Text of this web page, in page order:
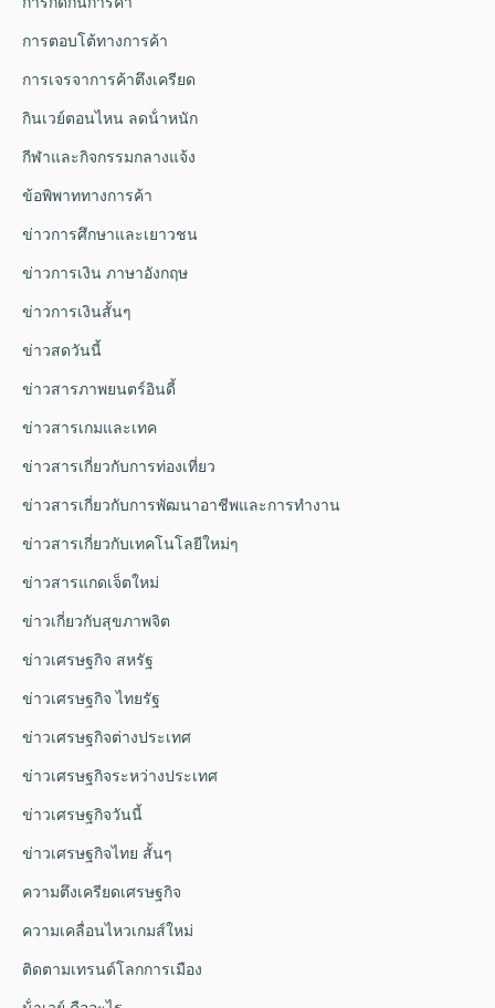
การตอบโต้ทางการค้า
การเจรจาการค้าตึงเครียด
กินเวย์ตอนไหน ลดน้ําหนัก
กีฬาและกิจกรรมกลางแจ้ง
ข้อพิพาททางการค้า
ข่าวการศึกษาและเยาวชน
ข่าวการเงิน ภาษาอังกฤษ
ข่าวการเงินสั้นๆ
ข่าวสดวันนี้
ข่าวสารภาพยนตร์อินดี้
ข่าวสารเกมและเทค
ข่าวสารเกี่ยวกับการท่องเที่ยว
ข่าวสารเกี่ยวกับการพัฒนาอาชีพและการทำงาน
ข่าวสารเกี่ยวกับเทคโนโลยีใหม่ๆ
ข่าวสารแกดเจ็ตใหม่
ข่าวเกี่ยวกับสุขภาพจิต
ข่าวเศรษฐกิจ สหรัฐ
ข่าวเศรษฐกิจ ไทยรัฐ
ข่าวเศรษฐกิจต่างประเทศ
ข่าวเศรษฐกิจระหว่างประเทศ
ข่าวเศรษฐกิจวันนี้
ข่าวเศรษฐกิจไทย สั้นๆ
ความตึงเครียดเศรษฐกิจ
ความเคลื่อนไหวเกมส์ใหม่
ติดตามเทรนด์โลกการเมือง